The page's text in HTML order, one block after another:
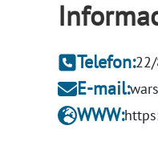
Telefon:
E-mail:
WWW: